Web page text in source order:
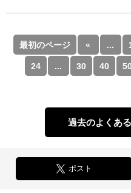
最初のページ « ...
24 ... 30 40 50
過去のよくあ
ポスト